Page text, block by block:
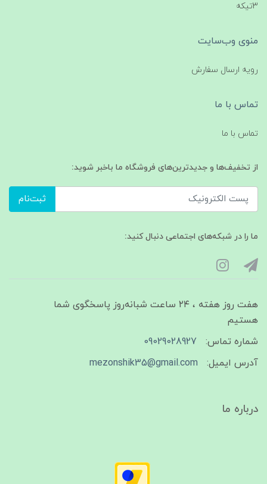
3تیکه
منوی وب‌سایت
رویه ارسال سفارش
تماس با ما
تماس با ما
از تخفیف‌ها و جدیدترین‌های فروشگاه ما باخبر شوید:
ثبت‌نام
ما را در شبکه‌های اجتماعی دنبال کنید:
هفت روز هفته ، ۲۴ ساعت شبانه‌روز پاسخگوی شما
هستیم
شماره تماس:
09029028927
آدرس ایمیل:
mezonshik35@gmail.com
درباره ما